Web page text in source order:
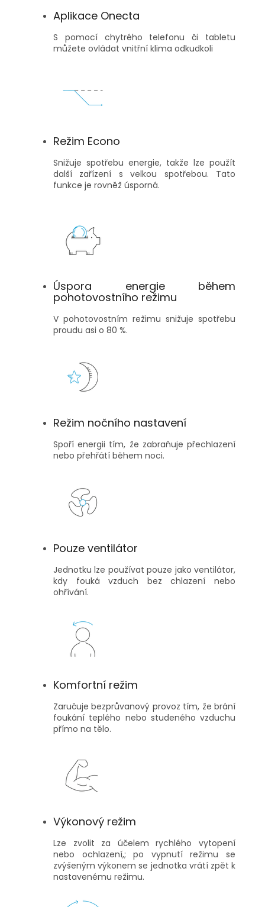
Aplikace Onecta
S pomocí chytrého telefonu či tabletu
můžete ovládat vnitřní klima odkudkoli
Režim Econo
Snižuje spotřebu energie, takže lze použít
další zařízení s velkou spotřebou. Tato
funkce je rovněž úsporná.
Úspora energie během
pohotovostního režimu
V pohotovostním režimu snižuje spotřebu
proudu asi o 80 %.
Režim nočního nastavení
Spoří energii tím, že zabraňuje přechlazení
nebo přehřátí během noci.
Pouze ventilátor
Jednotku lze používat pouze jako ventilátor,
kdy fouká vzduch bez chlazení nebo
ohřívání.
Komfortní režim
Zaručuje bezprůvanový provoz tím, že brání
foukání teplého nebo studeného vzduchu
přímo na tělo.
Výkonový režim
Lze zvolit za účelem rychlého vytopení
nebo ochlazení,; po vypnutí režimu se
zvýšeným výkonem se jednotka vrátí zpět k
nastavenému režimu.